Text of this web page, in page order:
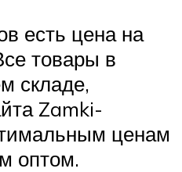
есть цена на
товары в
складе,
Zamki-
ценам
оптом.